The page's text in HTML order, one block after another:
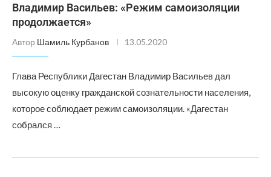
Владимир Васильев: «Режим самоизоляции
продолжается»
Автор Шамиль Курбанов 13.05.2020
Глава Республики Дагестан Владимир Васильев дал
высокую оценку гражданской сознательности населения,
которое соблюдает режим самоизоляции. «Дагестан
собрался …